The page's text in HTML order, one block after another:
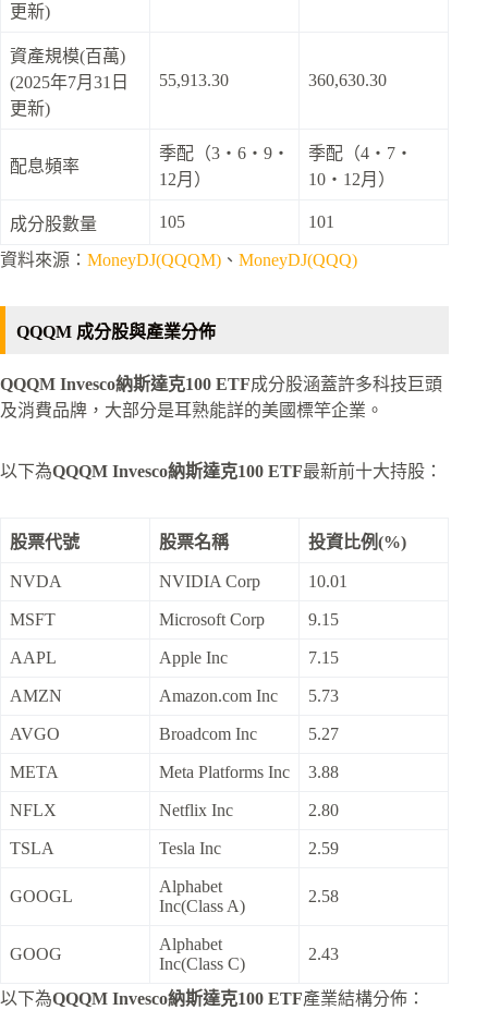
更新)
資產規模(百萬)
(2025年7月31日
更新)
55,913.30 360,630.30
配息頻率
季配（3・6・9・
12月）
季配（4・7・
10・12月）
成分股數量 105 101
資料來源： MoneyDJ(QQQM) 、 MoneyDJ(QQQ)
QQQM 成分股與產業分佈
QQQM Invesco納斯達克100 ETF成分股涵蓋許多科技巨頭
及消費品牌，大部分是耳熟能詳的美國標竿企業。
以下為QQQM Invesco納斯達克100 ETF最新前十大持股：
股票代號 股票名稱 投資比例(%)
NVDA NVIDIA Corp 10.01
MSFT Microsoft Corp 9.15
AAPL Apple Inc 7.15
AMZN Amazon.com Inc 5.73
AVGO Broadcom Inc 5.27
META Meta Platforms Inc 3.88
NFLX Netflix Inc 2.80
TSLA Tesla Inc 2.59
GOOGL
Alphabet
Inc(Class A)
2.58
GOOG
Alphabet
Inc(Class C)
2.43
以下為QQQM Invesco納斯達克100 ETF產業結構分佈：